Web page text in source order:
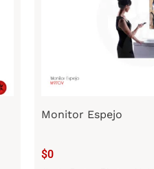
Monitor Espejo
$0